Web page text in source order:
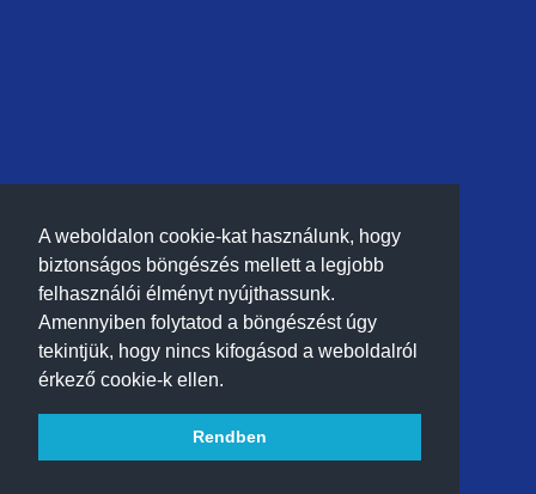
A weboldalon cookie-kat használunk, hogy
biztonságos böngészés mellett a legjobb
felhasználói élményt nyújthassunk.
Amennyiben folytatod a böngészést úgy
tekintjük, hogy nincs kifogásod a weboldalról
érkező cookie-k ellen.
Rendben